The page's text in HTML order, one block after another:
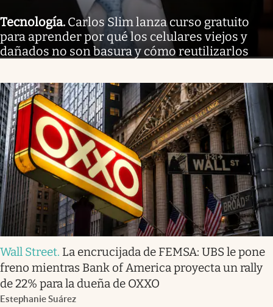
Tecnología. Carlos Slim lanza curso gratuito
para aprender por qué los celulares viejos y
dañados no son basura y cómo reutilizarlos
Wall Street. La encrucijada de FEMSA: UBS le pone
freno mientras Bank of America proyecta un rally
de 22% para la dueña de OXXO
Estephanie Suárez